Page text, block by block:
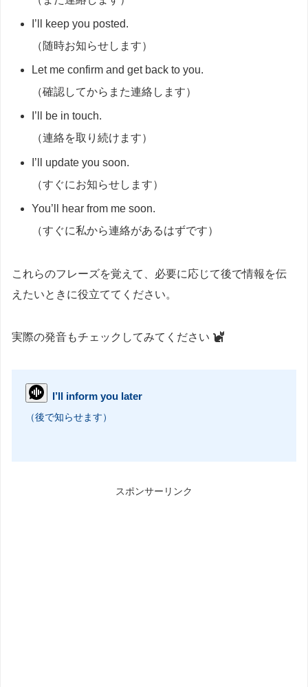
I’ll keep you posted.
（随時お知らせします）
Let me confirm and get back to you.
（確認してからまた連絡します）
I’ll be in touch.
（連絡を取り続けます）
I’ll update you soon.
（すぐにお知らせします）
You’ll hear from me soon.
（すぐに私から連絡があるはずです）
これらのフレーズを覚えて、必要に応じて後で情報を伝
えたいときに役立ててください。
実際の発音もチェックしてみてください
I’ll inform you later
（後で知らせます）
スポンサーリンク